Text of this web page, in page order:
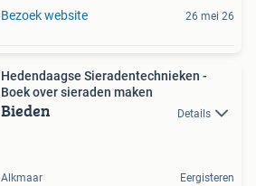
Bezoek website 26 mei 26
Hedendaagse Sieradentechnieken -
Boek over sieraden maken
Bieden Details
Alkmaar Eergisteren